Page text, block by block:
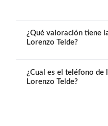
¿Qué valoración tiene
Lorenzo Telde?
¿Cual es el teléfono de
Lorenzo Telde?